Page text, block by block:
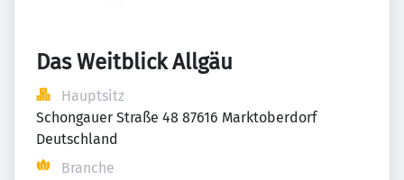
Das Weitblick Allgäu
Hauptsitz
Schongauer Straße 48 87616 Marktoberdorf
Deutschland
Branche